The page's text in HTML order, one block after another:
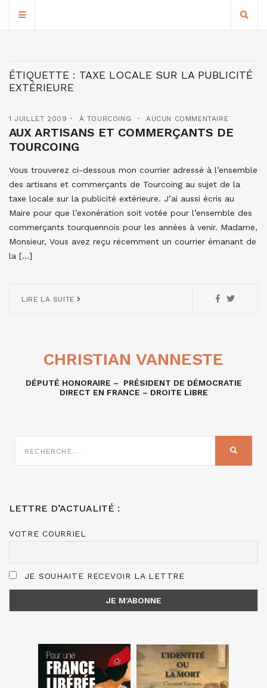
ÉTIQUETTE : TAXE LOCALE SUR LA PUBLICITÉ
EXTÉRIEURE
1 JUILLET 2009 À TOURCOING AUCUN COMMENTAIRE
AUX ARTISANS ET COMMERÇANTS DE
TOURCOING
Vous trouverez ci-dessous mon courrier adressé à l’ensemble
des artisans et commerçants de Tourcoing au sujet de la
taxe locale sur la publicité extérieure. J’ai aussi écris au
Maire pour que l’exonération soit votée pour l’ensemble des
commerçants tourquennois pour les années à venir. Madame,
Monsieur, Vous avez reçu récemment un courrier émanant de
la […]
LIRE LA SUITE
CHRISTIAN VANNESTE
DÉPUTÉ HONORAIRE – PRÉSIDENT DE DÉMOCRATIE
DIRECT EN FRANCE – DROITE LIBRE
SUR
LETTRE D’ACTUALITÉ :
VOTRE COURRIEL
JE SOUHAITE RECEVOIR LA LETTRE